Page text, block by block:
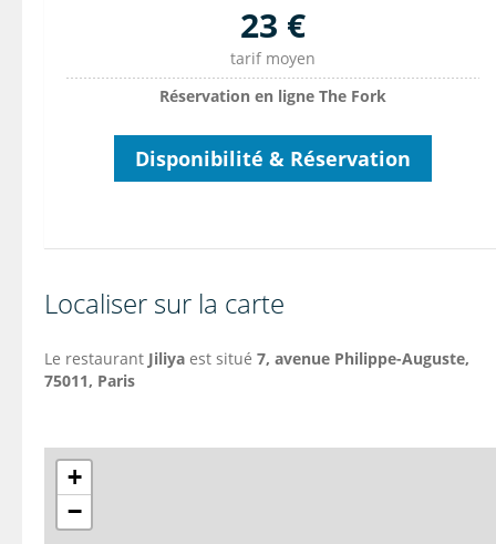
23 €
tarif moyen
Réservation en ligne The Fork
Disponibilité & Réservation
Localiser sur la carte
Le restaurant Jiliya est situé 7, avenue Philippe-Auguste,
75011, Paris
+
−